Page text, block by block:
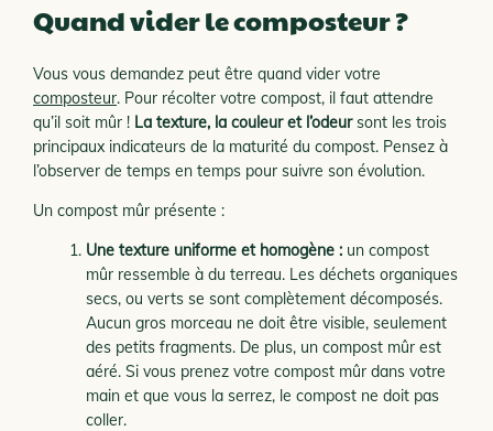
Quand vider le composteur ?
Vous vous demandez peut être quand vider votre
composteur. Pour récolter votre compost, il faut attendre
qu’il soit mûr ! La texture, la couleur et l’odeursont les trois
principaux indicateurs de la maturité du compost. Pensez à
l’observer de temps en temps pour suivre son évolution.
Un compost mûr présente :
Une texture uniforme et homogène : un compost
mûr ressemble à du terreau. Les déchets organiques
secs, ou verts se sont complètement décomposés.
Aucun gros morceau ne doit être visible, seulement
des petits fragments. De plus, un compost mûr est
aéré. Si vous prenez votre compost mûr dans votre
main et que vous la serrez, le compost ne doit pas
coller.